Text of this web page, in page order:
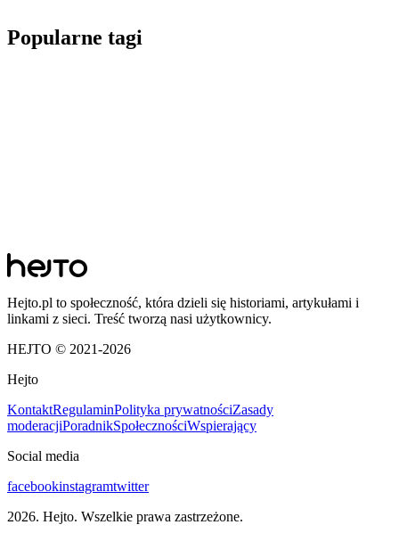
Popularne tagi
Hejto.pl to społeczność, która dzieli się historiami, artykułami i
linkami z sieci. Treść tworzą nasi użytkownicy.
HEJTO © 2021-2026
Hejto
KontaktRegulaminPolityka prywatnościZasady
moderacjiPoradnikSpołecznościWspierający
Social media
facebookinstagramtwitter
2026. Hejto. Wszelkie prawa zastrzeżone.